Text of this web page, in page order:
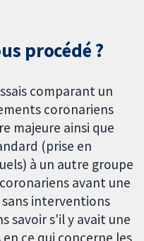
procédé ?
comparant un
coronariens
majeure ainsi que
(prise en
à un autre groupe
avant une
interventions
savoir s'il y avait une
ce qui concerne les